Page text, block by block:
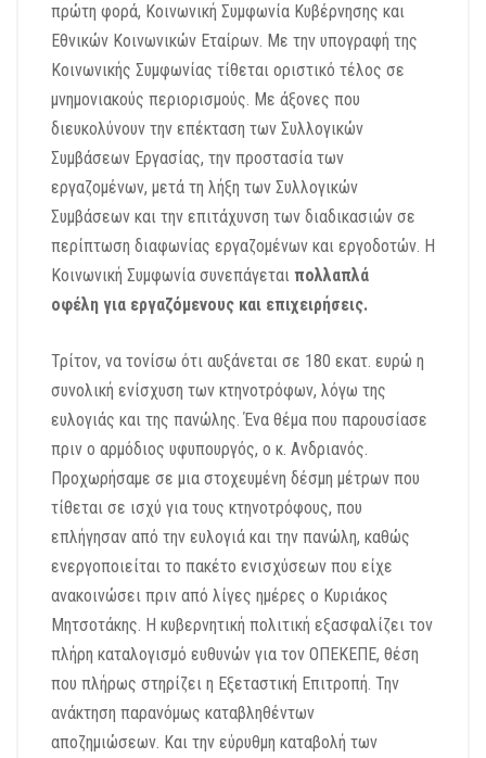
πρώτη φορά, Κοινωνική Συμφωνία Κυβέρνησης και
Εθνικών Κοινωνικών Εταίρων. Με την υπογραφή της
Κοινωνικής Συμφωνίας τίθεται οριστικό τέλος σε
μνημονιακούς περιορισμούς. Με άξονες που
διευκολύνουν την επέκταση των Συλλογικών
Συμβάσεων Εργασίας, την προστασία των
εργαζομένων, μετά τη λήξη των Συλλογικών
Συμβάσεων και την επιτάχυνση των διαδικασιών σε
περίπτωση διαφωνίας εργαζομένων και εργοδοτών. Η
Κοινωνική Συμφωνία συνεπάγεται πολλαπλά
οφέλη για εργαζόμενους και επιχειρήσεις.
Τρίτον, να τονίσω ότι αυξάνεται σε 180 εκατ. ευρώ η
συνολική ενίσχυση των κτηνοτρόφων, λόγω της
ευλογιάς και της πανώλης. Ένα θέμα που παρουσίασε
πριν ο αρμόδιος υφυπουργός, ο κ. Ανδριανός.
Προχωρήσαμε σε μια στοχευμένη δέσμη μέτρων που
τίθεται σε ισχύ για τους κτηνοτρόφους, που
επλήγησαν από την ευλογιά και την πανώλη, καθώς
ενεργοποιείται το πακέτο ενισχύσεων που είχε
ανακοινώσει πριν από λίγες ημέρες ο Κυριάκος
Μητσοτάκης. Η κυβερνητική πολιτική εξασφαλίζει τον
πλήρη καταλογισμό ευθυνών για τον ΟΠΕΚΕΠΕ, θέση
που πλήρως στηρίζει η Εξεταστική Επιτροπή. Την
ανάκτηση παρανόμως καταβληθέντων
αποζημιώσεων. Και την εύρυθμη καταβολή των